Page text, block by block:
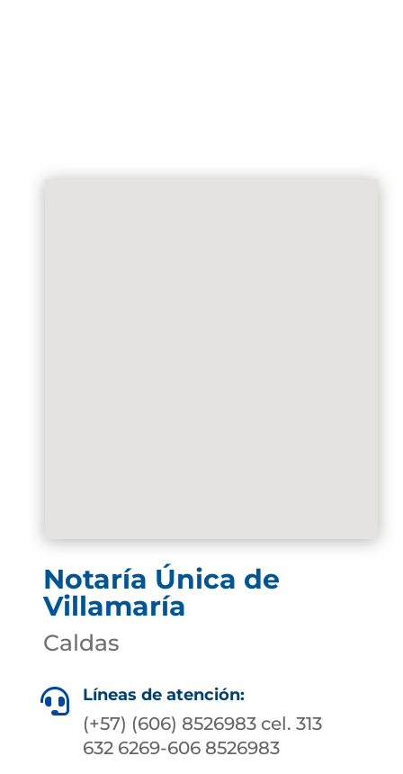
Notaría Única de
Villamaría
Caldas
 Líneas de atención:
(+57) (606) 8526983 cel. 313
632 6269-606 8526983